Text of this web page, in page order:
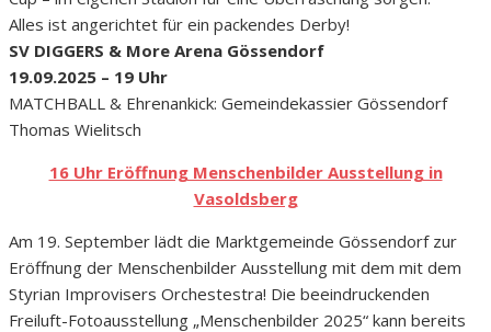
Alles ist angerichtet für ein packendes Derby!
SV DIGGERS & More Arena Gössendorf
19.09.2025 – 19 Uhr
MATCHBALL & Ehrenankick: Gemeindekassier Gössendorf
Thomas Wielitsch
16 Uhr Eröffnung Menschenbilder Ausstellung in
Vasoldsberg
Am 19. September lädt die Marktgemeinde Gössendorf zur
Eröffnung der Menschenbilder Ausstellung mit dem mit dem
Styrian Improvisers Orchestestra! Die beeindruckenden
Freiluft-Fotoausstellung „Menschenbilder 2025“ kann bereits